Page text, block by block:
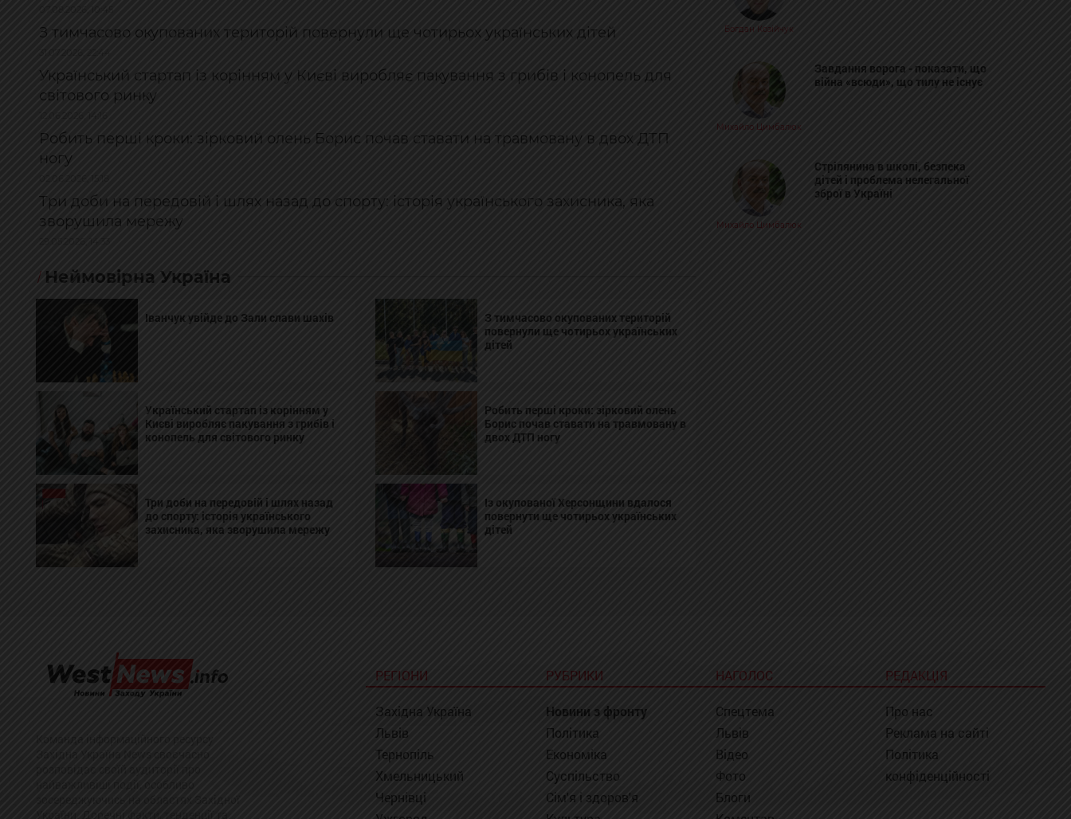
З тимчасово окупованих територій повернули ще чотирьох українських дітей
Український стартап із корінням у Києві виробляє пакування з грибів і конопель для
світового ринку
Робить перші кроки: зірковий олень Борис почав ставати на травмовану в двох ДТП
ногу
Три доби на передовій і шлях назад до спорту: історія українського захисника, яка
зворушила мережу
Неймовірна Україна
Іванчук увійде до Зали слави шахів
З тимчасово окупованих територій
повернули ще чотирьох українських
дітей
Український стартап із корінням у
Києві виробляє пакування з грибів і
конопель для світового ринку
Робить перші кроки: зірковий олень
Борис почав ставати на травмовану в
двох ДТП ногу
Три доби на передовій і шлях назад
до спорту: історія українського
захисника, яка зворушила мережу
Із окупованої Херсонщини вдалося
повернути ще чотирьох українських
дітей
Богдан Козійчук
Михайло Цимбалюк
Завдання ворога - показати, що
війна «всюди», що тилу не існує
Михайло Цимбалюк
Стрілянина в школі, безпека
дітей і проблема нелегальної
зброї в Україні
РЕГІОНИ
Західна Україна
Львів
Тернопіль
Хмельницький
Чернівці
РУБРИКИ
Новини з фронту
Політика
Економіка
Суспільство
Сім'я і здоров'я
НАГОЛОС
Спецтема
Львів
Відео
Фото
Блоги
РЕДАКЦІЯ
Про нас
Реклама на сайті
Політика
конфіденційності